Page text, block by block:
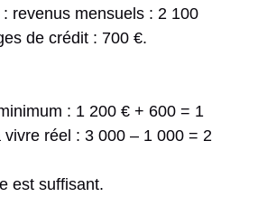
revenus mensuels : 2 100
de crédit : 700 €.
: 1 200 € + 600 = 1
vivre réel : 3 000 – 1 000 = 2
est suffisant.